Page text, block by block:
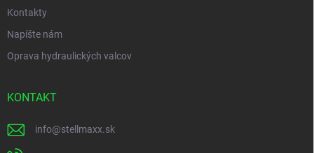
Kontakty
Napíšte nám
Oprava hydraulických valcov
KONTAKT
info@stellmaxx.sk